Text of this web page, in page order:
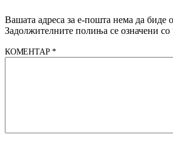
Вашата адреса за е-пошта нема да биде
Задолжителните полиња се означени со
КОМЕНТАР*